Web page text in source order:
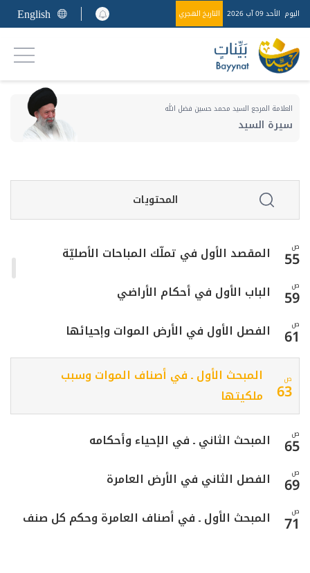
اليوم الأحد 09 آب 2026 التاريخ الهجري English
العلامة المرجع السيد محمد حسين فضل الله
سيرة السيد
المحتويات
بالغير
40 المبحث الرابع ـ في ما يملك من الأعيان
المبحث الخامس ـ في ما يحلّ التكسب به وما
يحرم
ص المبحث السادس ـ في ما به يثبت الملك
44 المبحث السابع ـ في ما به يزول الملك
46 المبحث الثامن ـ في فضل التكسب وآدابه
ص
55 المقصد الأول في تملّك المباحات الأصليّة
ص
59 الباب الأول في أحكام الأراضي
ص
61 الفصل الأول في الأرض الموات وإحيائها
ص
63
المبحث الأول ـ في أصناف الموات وسبب
ملكيتها
ص
65 المبحث الثاني ـ في الإحياء وأحكامه
ص
69 الفصل الثاني في الأرض العامرة
ص
71 المبحث الأول ـ في أصناف العامرة وحكم كل صنف